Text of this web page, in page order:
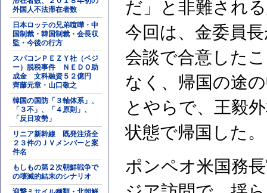
外国人不法滞在者数
日本ロッテの兄弟喧嘩・中
国制裁・韓国制裁・会長収
監・今後の行方
スパコンＰＥＺＹ社（ペジ
ー）脱税事件 ＮＥＤＯ助
成金 文科融資５２億円
齊藤元章・山口敬之
韓国の国防「３軸体系」、
「３不」、「４原則」、
「反日攻勢」
リニア新幹線 既発注済全
２３件のＪＶメンバーと案
件名
もしもの第２次朝鮮戦争で
の壊滅的結末のシナリオ
だ」と非難され
今回は、金委員
会談で合意した
なく、帰国の途
とやらで、王毅
状態で帰国した。
ポンペオ米国務